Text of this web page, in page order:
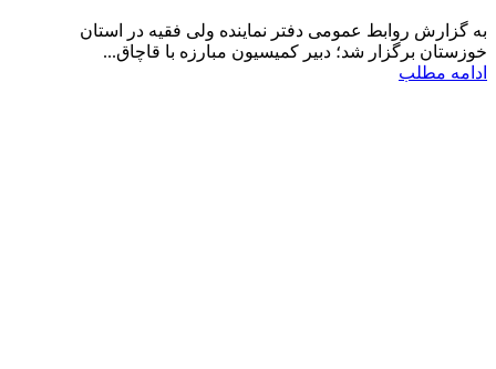
به گزارش روابط عمومی دفتر نماینده ولی فقیه در استان
خوزستان برگزار شد؛ دبیر کمیسیون مبارزه با قاچاق...
ادامه مطلب